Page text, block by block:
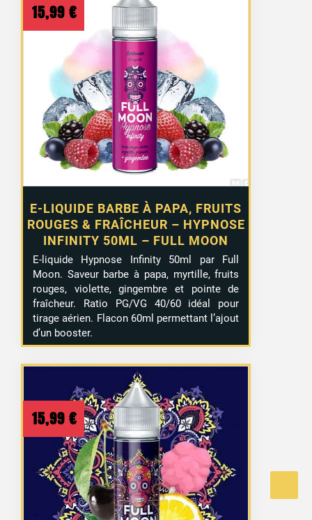
E-LIQUIDE BARBE À PAPA, FRUITS
ROUGES & FRAÎCHEUR – HYPNOSE
INFINITY 50ML – FULL MOON
15,99 €
E-liquide Hypnose Infinity 50ml par Full
Moon. Saveur barbe à papa, myrtille, fruits
rouges, violette, gingembre et pointe de
fraîcheur. Ratio PG/VG 40/60 idéal pour
tirage aérien. Flacon 60ml permettant l’ajout
d’un booster.
15,99 €